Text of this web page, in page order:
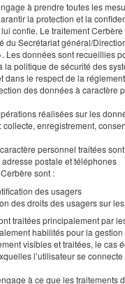
à prendre toutes les
la protection et la
lui confie. Le traitement
du Secrétariat général/
Les données sont recueillies
la politique de sécurité des
dans le respect de la
des données à caractère
réalisées sur les
collecte, enregistrement,
personnel traitées
postale et téléphones
sont :
des usagers
des droits des usagers sur
traitées principalement par
habilités pour la
visibles et traitées, le cas
l’utilisateur se connecte
à ce que les traitements